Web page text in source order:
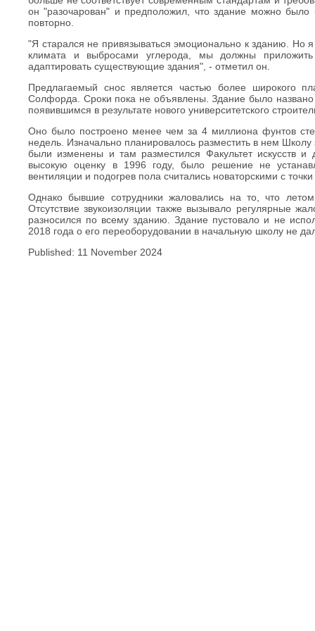
он "разочарован" и предположил, что здание можно было
повторно.
"Я старался не привязываться эмоционально к зданию.
климата и выбросами углерода, мы должны
адаптировать существующие здания", - отметил он.
Предлагаемый снос является частью более широкого
Солфорда. Сроки пока не объявлены. Здание было
появившимся в результате нового университетского
Оно было построено менее чем за 4 миллиона фунтов
недель. Изначально планировалось разместить в нем Школу
были изменены и там разместился Факультет искусств
высокую оценку в 1996 году, было решение не
вентиляции и подогрев пола считались новаторскими с
Однако бывшие сотрудники жаловались на то, что
Отсутствие звукоизоляции также вызывало регулярные
разносился по всему зданию. Здание пустовало и не
2018 года о его переоборудовании в начальную школу не
Published: 11 November 2024